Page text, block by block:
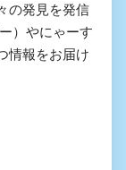
の発見を発信
）やにゃーす
情報をお届け